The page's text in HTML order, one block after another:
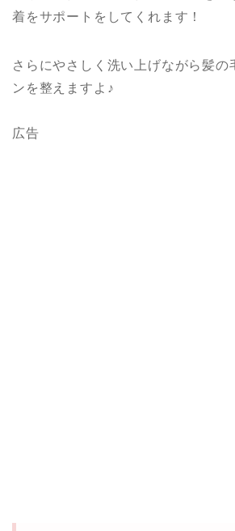
着をサポートをしてくれます！
さらにやさしく洗い上げながら髪の
ンを整えますよ♪
広告